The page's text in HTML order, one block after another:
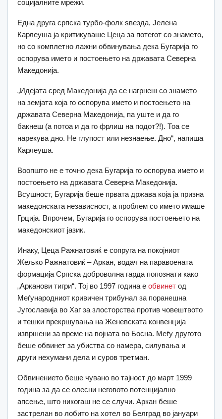
социјалните мрежи.
Една друга српска турбо-фолк ѕвезда, Јелена
Карлеуша ја критикуваше Цеца за потегот со знамето,
но со комплетно лажни обвинувања дека Бугарија го
оспорува името и постоењето на државата Северна
Македонија.
„Идејата сред Македонија да се нагрнеш со знамето
на земјата која го оспорува името и постоењето на
државата Северна Македонија, па уште и да го
бакнеш (а потоа и да го фрлиш на подот?!). Тоа се
нарекува дно. Не глупост или незнаење. Дно“, напиша
Карлеуша.
Воопшто не е точно дека Бугарија го оспорува името и
постоењето на државата Северна Македонија.
Всушност, Бугарија беше првата држава која ја призна
македонската независност, а проблем со името имаше
Грција. Впрочем, Бугарија го оспорува постоењето на
македонскиот јазик.
Инаку, Цеца Ражнатовиќ е сопруга на покојниот
Жељко Ражнатовиќ – Аркан, водач на паравоената
формација Српска доброволна гарда попознати како
„Арканови тигри“. Тој во 1997 година е обвинет од
Меѓународниот кривичен трибунал за поранешна
Југославија во Хаг за злосторства против човештвото
и тешки прекршувања на Женевската конвенција
извршени за време на војната во Босна. Меѓу другото
беше обвинет за убиства со намера, силувања и
други нехумани дела и суров третман.
Обвинението беше чувано во тајност до март 1999
година за да се олесни неговото потенцијално
апсење, што никогаш не се случи. Аркан беше
застрелан во лобито на хотел во Белград во јануари